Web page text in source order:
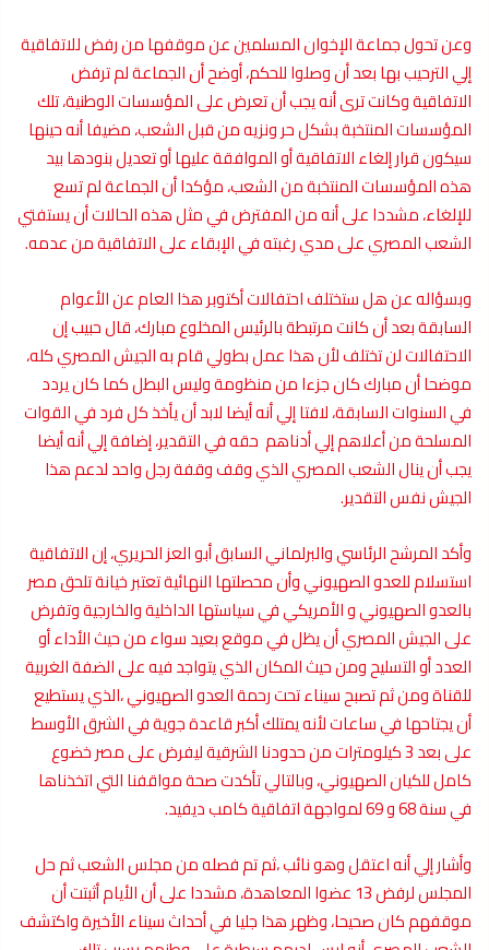
وعن تحول جماعة الإخوان المسلمين عن موقفها من رفض للاتفاقية
إلي الترحيب بها بعد أن وصلوا للحكم، أوضح أن الجماعة لم ترفض
الاتفاقية وكانت ترى أنه يجب أن تعرض على المؤسسات الوطنية، تلك
المؤسسات المنتخبة بشكل حر ونزيه من قبل الشعب، مضيفا أنه حينها
سيكون قرار إلغاء الاتفاقية أو الموافقة عليها أو تعديل بنودها بيد
هذه المؤسسات المنتخبة من الشعب، مؤكدا أن الجماعة لم تسع
للإلغاء، مشددا على أنه من المفترض في مثل هذه الحالات أن يستفتي
الشعب المصري على مدي رغبته في الإبقاء على الاتفاقية من عدمه.
وبسؤاله عن هل ستختلف احتفالات أكتوبر هذا العام عن الأعوام
السابقة بعد أن كانت مرتبطة بالرئيس المخلوع مبارك، قال حبيب إن
الاحتفالات لن تختلف لأن هذا عمل بطولي قام به الجيش المصري كله،
موضحا أن مبارك كان جزءا من منظومة وليس البطل كما كان يردد
في السنوات السابقة، لافتا إلي أنه أيضا لابد أن يأخذ كل فرد في القوات
المسلحة من أعلاهم إلي أدناهم حقه في التقدير، إضافة إلي أنه أيضا
يجب أن ينال الشعب المصري الذي وقف وقفة رجل واحد لدعم هذا
الجيش نفس التقدير.
وأكد المرشح الرئاسي والبرلماني السابق أبو العز الحريري، إن الاتفاقية
استسلام للعدو الصهيوني وأن محصلتها النهائية تعتبر خيانة تلحق مصر
بالعدو الصهيوني و الأمريكي في سياستها الداخلية والخارجية وتفرض
على الجيش المصري أن يظل في موقع بعيد سواء من حيث الأداء أو
العدد أو التسليح ومن حيث المكان الذي يتواجد فيه على الضفة الغربية
للقناة ومن ثم تصبح سيناء تحت رحمة العدو الصهيوني ،الذي يستطيع
أن يجتاحها في ساعات لأنه يمتلك أكبر قاعدة جوية في الشرق الأوسط
على بعد 3 كيلومترات من حدودنا الشرقية ليفرض على مصر خضوع
كامل للكيان الصهيوني، وبالتالي تأكدت صحة مواقفنا التي اتخذناها
في سنة 68 و 69 لمواجهة اتفاقية كامب ديفيد.
وأشار إلي أنه اعتقل وهو نائب ،ثم تم فصله من مجلس الشعب ثم حل
المجلس لرفض 13 عضوا المعاهدة، مشددا على أن الأيام أثبتت أن
موقفهم كان صحيحا، وظهر هذا جليا في أحداث سيناء الأخيرة واكتشف